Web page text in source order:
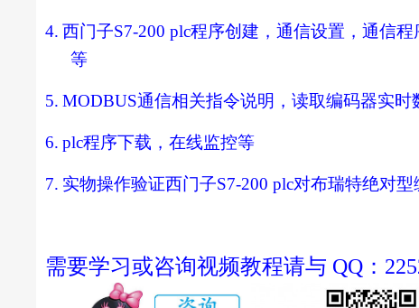
4. 西门子S7-200 plc程序创建，通信设置，通信
等
5. MODBUS通信相关指令说明，读取编码器实
6. plc程序下载，在线监控等
7. 实物操作验证西门子S7-200 plc对布瑞特绝对
需要学习或咨询视频教程请与 QQ：